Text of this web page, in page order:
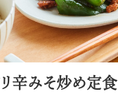
辛みそ炒め定食